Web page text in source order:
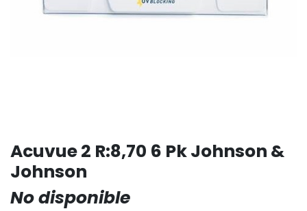
Acuvue 2 R:8,70 6 Pk Johnson &
Johnson
No disponible